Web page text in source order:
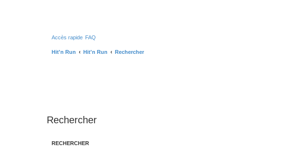
Accès rapide FAQ
Hit'n Run Hit'n Run Rechercher
Rechercher
RECHERCHER